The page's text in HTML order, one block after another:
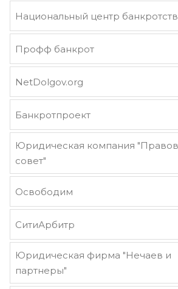
Национальный центр банкротств
Профф банкрот
NetDolgov.org
Банкротпроект
Юридическая компания "Правовой
совет"
Освободим
СитиАрбитр
Юридическая фирма "Нечаев и
партнеры"